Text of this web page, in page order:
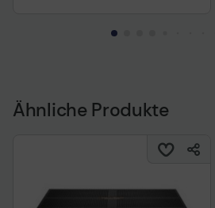
Ähnliche Produkte